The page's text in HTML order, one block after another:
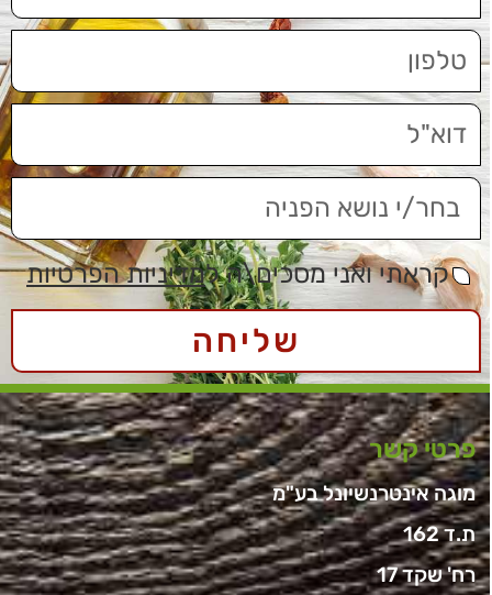
קראתי ואני מסכים\ה למדיניות הפרטיות
שליחה
פרטי קשר
מוגה אינטרנשיונל בע"מ
ת.ד 162
רח' שקד 17